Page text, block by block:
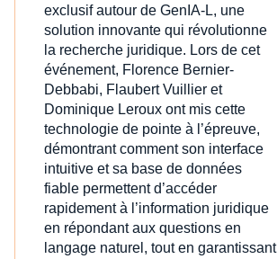
exclusif autour de GenIA‑L, une
solution innovante qui révolutionne
la recherche juridique. Lors de cet
événement, Florence Bernier-
Debbabi, Flaubert Vuillier et
Dominique Leroux ont mis cette
technologie de pointe à l’épreuve,
démontrant comment son interface
intuitive et sa base de données
fiable permettent d’accéder
rapidement à l’information juridique
en répondant aux questions en
langage naturel, tout en garantissant